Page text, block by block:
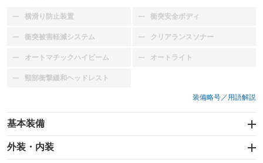
横滑り防止装置
：装備なし 衝突安全ボディ
：装備なし
衝突被害軽減システム
：装備なし クリアランスソナー
：装備なし
オートマチックハイビーム
：装備なし オートライト
：装備なし
頸部衝撃緩和ヘッドレスト
：装備なし
装備略号／用語解説
基本装備
エアバッグ
：装備なし
外装・内装